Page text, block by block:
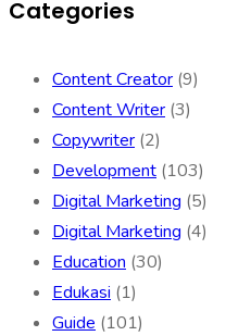
Categories
Content Creator (9)
Content Writer (3)
Copywriter (2)
Development (103)
Digital Marketing (5)
Digital Marketing (4)
Education (30)
Edukasi (1)
Guide (101)